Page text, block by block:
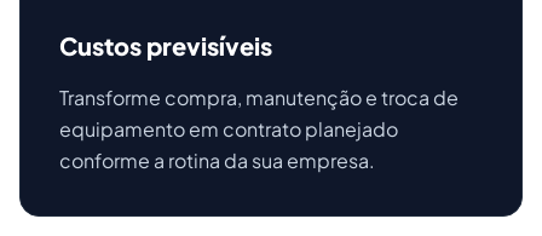
Custos previsíveis
Transforme compra, manutenção e troca de
equipamento em contrato planejado
conforme a rotina da sua empresa.